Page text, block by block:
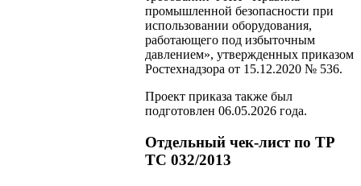
промышленной безопасности при
использовании оборудования,
работающего под избыточным
давлением», утвержденных приказом
Ростехнадзора от 15.12.2020 № 536.
Проект приказа также был
подготовлен 06.05.2026 года.
Отдельный чек-лист по ТР
ТС 032/2013